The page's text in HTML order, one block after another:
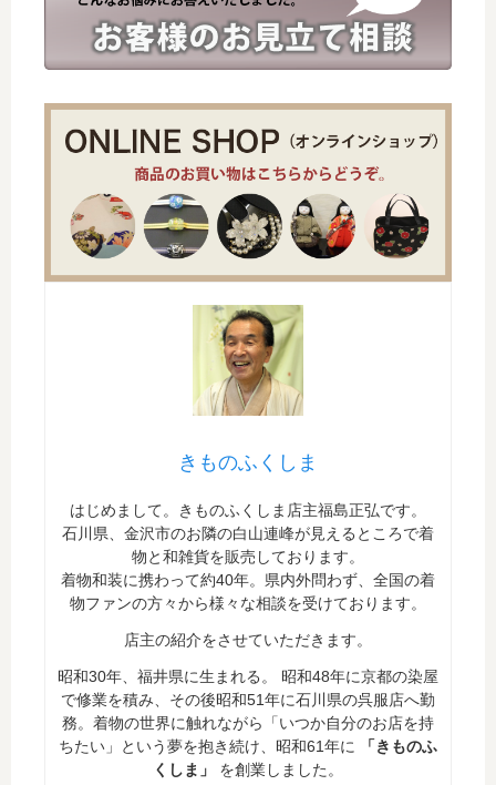
きものふくしま
はじめまして。きものふくしま店主福島正弘です。
石川県、金沢市のお隣の白山連峰が見えるところで着
物と和雑貨を販売しております。
着物和装に携わって約40年。県内外問わず、全国の着
物ファンの方々から様々な相談を受けております。
店主の紹介をさせていただきます。
昭和30年、福井県に生まれる。 昭和48年に京都の染屋
で修業を積み、その後昭和51年に石川県の呉服店へ勤
務。着物の世界に触れながら「いつか自分のお店を持
ちたい」という夢を抱き続け、昭和61年に
「きものふ
くしま」
を創業しました。